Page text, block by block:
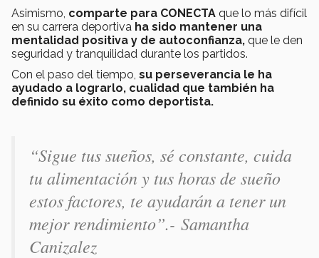
Asimismo, comparte para CONECTA que lo más difícil
en su carrera deportiva ha sido mantener una
mentalidad positiva y de autoconfianza, que le den
seguridad y tranquilidad durante los partidos.
Con el paso del tiempo, su perseverancia le ha
ayudado a lograrlo, cualidad que también ha
definido su éxito como deportista.
“Sigue tus sueños, sé constante, cuida
tu alimentación y tus horas de sueño
estos factores, te ayudarán a tener un
mejor rendimiento”.- Samantha
Canizalez